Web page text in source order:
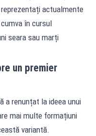
actualmente
în cursul
seara sau marți
un premier
a renunțat la ideea unui
mai multe formațiuni
variantă.